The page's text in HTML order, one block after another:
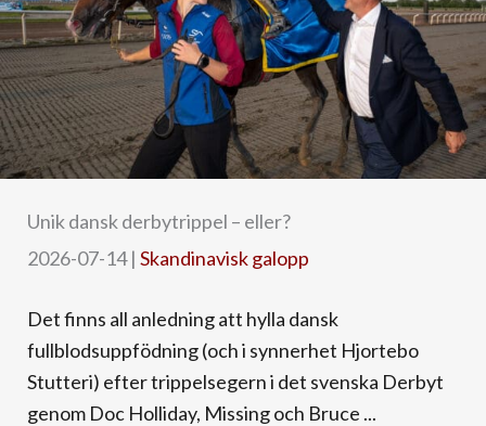
Unik dansk derbytrippel – eller?
2026-07-14| Skandinavisk galopp
Det finns all anledning att hylla dansk
fullblodsuppfödning (och i synnerhet Hjortebo
Stutteri) efter trippelsegern i det svenska Derbyt
genom Doc Holliday, Missing och Bruce ...